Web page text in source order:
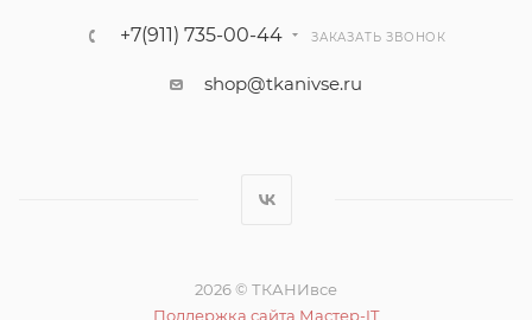
+7(911) 735-00-44 ЗАКАЗАТЬ ЗВОНОК
shop@tkanivse.ru
2026 © ТКАНИвсе
Поддержка сайта Мастер-IT